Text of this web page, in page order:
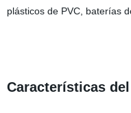
plásticos de PVC, baterías
Características